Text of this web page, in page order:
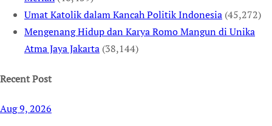
Umat Katolik dalam Kancah Politik Indonesia (45,272)
Mengenang Hidup dan Karya Romo Mangun di Unika
Atma Jaya Jakarta (38,144)
Recent Post
Aug 9, 2026